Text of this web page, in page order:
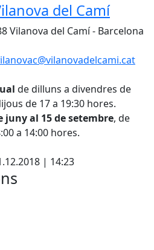
del Camí
Vilanova del Camí - Barcelona
de dilluns a divendres de
de 17 a 19:30 hores.
juny al 15 de setembre, de
a 14:00 hores.
| 14:23